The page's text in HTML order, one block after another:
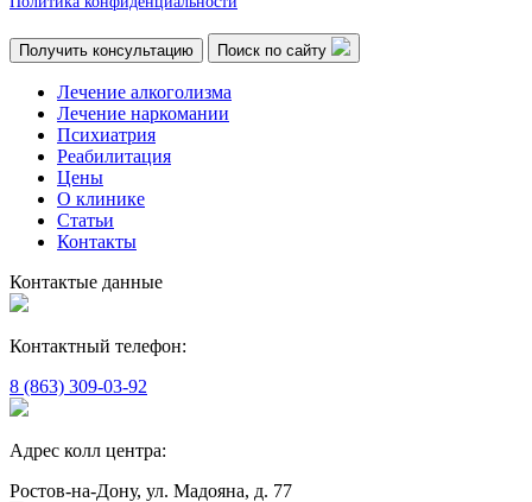
Получить консультацию Поиск по сайту
Лечение алкоголизма
Лечение наркомании
Психиатрия
Реабилитация
Цены
О клинике
Статьи
Контакты
Контактые данные
Контактный телефон:
8 (863) 309-03-92
Адрес колл центра:
Ростов-на-Дону, ул. Мадояна, д. 77